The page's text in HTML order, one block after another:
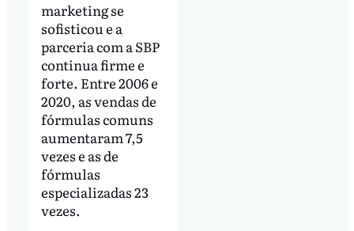
marketing se
sofisticou e a
parceria com a SBP
continua firme e
forte. Entre 2006 e
2020, as vendas de
fórmulas comuns
aumentaram 7,5
vezes e as de
fórmulas
especializadas 23
vezes.